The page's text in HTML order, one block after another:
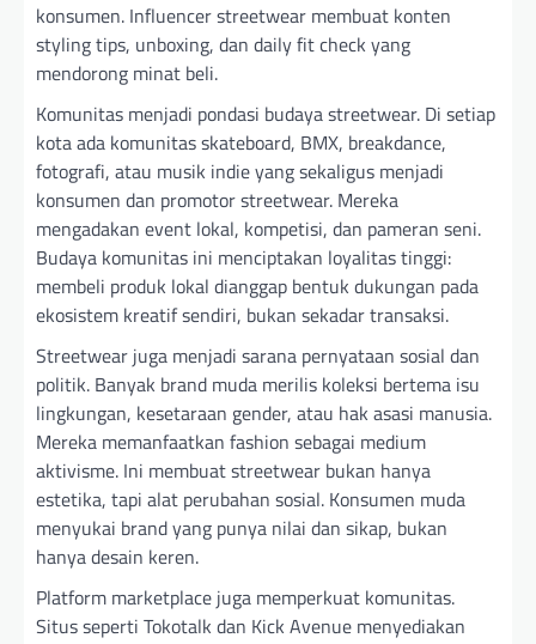
konsumen. Influencer streetwear membuat konten
styling tips, unboxing, dan daily fit check yang
mendorong minat beli.
Komunitas menjadi pondasi budaya streetwear. Di setiap
kota ada komunitas skateboard, BMX, breakdance,
fotografi, atau musik indie yang sekaligus menjadi
konsumen dan promotor streetwear. Mereka
mengadakan event lokal, kompetisi, dan pameran seni.
Budaya komunitas ini menciptakan loyalitas tinggi:
membeli produk lokal dianggap bentuk dukungan pada
ekosistem kreatif sendiri, bukan sekadar transaksi.
Streetwear juga menjadi sarana pernyataan sosial dan
politik. Banyak brand muda merilis koleksi bertema isu
lingkungan, kesetaraan gender, atau hak asasi manusia.
Mereka memanfaatkan fashion sebagai medium
aktivisme. Ini membuat streetwear bukan hanya
estetika, tapi alat perubahan sosial. Konsumen muda
menyukai brand yang punya nilai dan sikap, bukan
hanya desain keren.
Platform marketplace juga memperkuat komunitas.
Situs seperti Tokotalk dan Kick Avenue menyediakan